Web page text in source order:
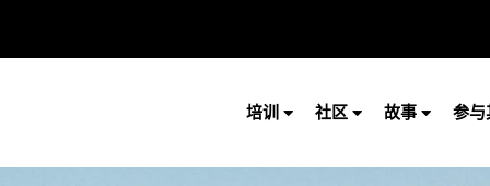
培训 社区 故事 参与